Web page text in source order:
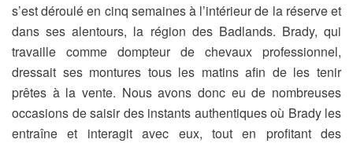
s’est déroulé en cinq semaines à l’intérieur de la réserve et
dans ses alentours, la région des Badlands. Brady, qui
travaille comme dompteur de chevaux professionnel,
dressait ses montures tous les matins afin de les tenir
prêtes à la vente. Nous avons donc eu de nombreuses
occasions de saisir des instants authentiques où Brady les
entraîne et interagit avec eux, tout en profitant des